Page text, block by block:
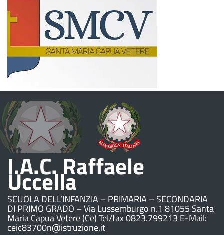
I.A.C. Raffaele
Uccella
SCUOLA DELL’INFANZIA – PRIMARIA – SECONDARIA
DI PRIMO GRADO – Via Lussemburgo n.1 81055 Santa
Maria Capua Vetere (Ce) Tel/fax 0823.799213 E-Mail:
ceic83700n@istruzione.it